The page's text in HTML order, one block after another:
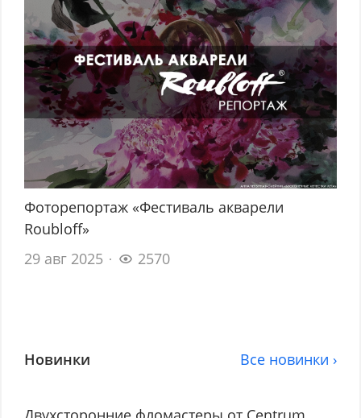
Фоторепортаж «Фестиваль акварели
Roubloff»
29 авг 2025
2570
Новинки Все новинки ›